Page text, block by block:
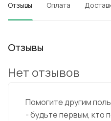
Отзывы Оплата
Отзывы
Помогите другим
- будьте первым, кто
Нет отзывов